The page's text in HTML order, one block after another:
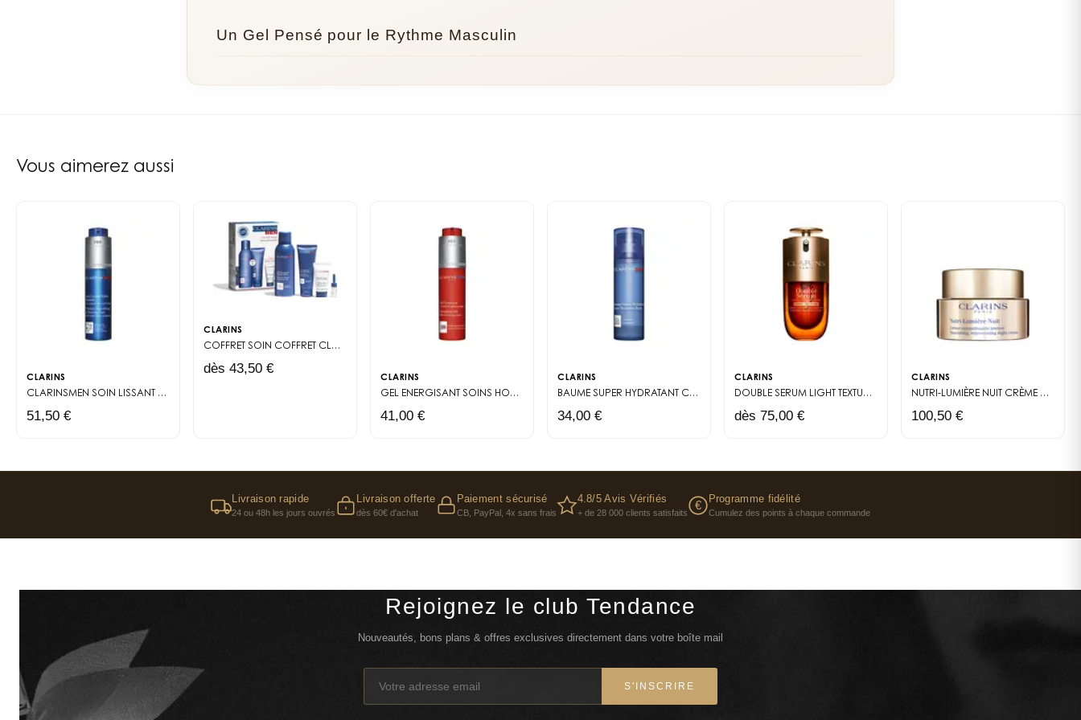
Un Gel Pensé pour le Rythme Masculin
Ce qui nous plaît dans ce gel, c'est qu'il s'adapte à tous les types de peau masculine. Que vous ayez tendance grasse en
zone T ou la peau qui tire en hiver, il trouve le bon équilibre. Un produit malin pour une routine efficace sans prise de tête.
Vous aimerez aussi
CLARINS
CLARINSMEN SOIN LISSANT RIDES FERMETÉ
51,50 €
CLARINS
COFFRET SOIN COFFRET CLARINSMEN
dès 43,50 €
CLARINS
GEL ENERGISANT SOINS HOMME
41,00 €
CLARINS
BAUME SUPER HYDRATANT CONFORT
34,00 €
CLARINS
DOUBLE SERUM LIGHT TEXTURE SÉRUM ANTI-ÂGE TEXTURE LÉGÈRE
dès 75,00 €
CLARINS
NUTRI-LUMIÈRE NUIT CRÈME RECONSTITUANTE INTENSE
100,50 €
Livraison rapide
24 ou 48h les jours ouvrés
Livraison offerte
dès 60€ d'achat
Paiement sécurisé
CB, PayPal, 4x sans frais
4.8/5 Avis Vérifiés
+ de 28 000 clients satisfaits
€ Programme fidélité
Cumulez des points à chaque commande
Rejoignez le club Tendance
Nouveautés, bons plans & offres exclusives directement dans votre boîte mail
S'INSCRIRE